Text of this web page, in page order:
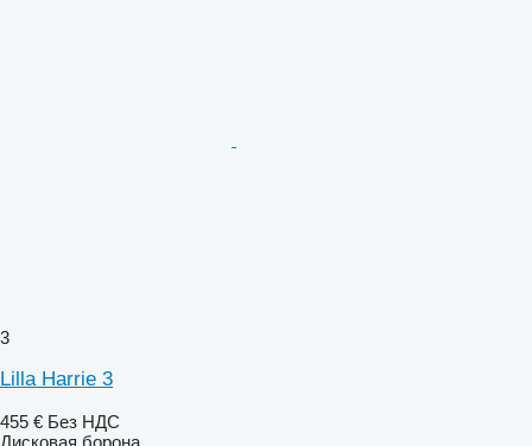
3
Lilla Harrie 3
455 € Без НДС
Дисковая борона